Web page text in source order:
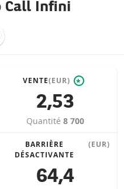
Call Infini
VENTE(EUR) *
2,53
Quantité 8 700
BARRIÈRE
DÉSACTIVANTE
(EUR)
64,4